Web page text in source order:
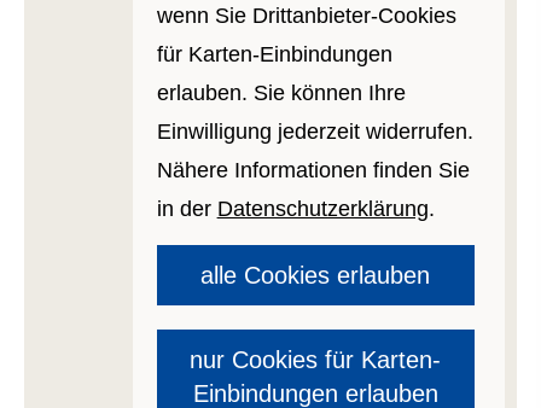
wenn Sie Drittanbieter-Cookies
für Karten-Einbindungen
erlauben. Sie können Ihre
Einwilligung jederzeit widerrufen.
Nähere Informationen finden Sie
in der Datenschutzerklärung.
alle Cookies erlauben
nur Cookies für Karten-
Einbindungen erlauben